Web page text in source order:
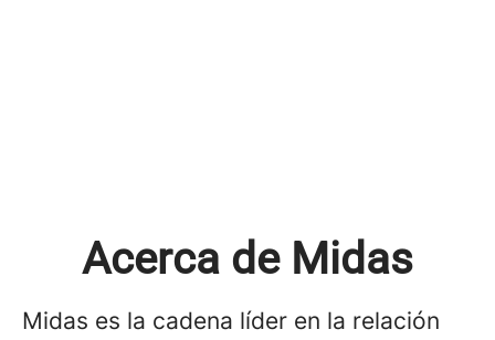
Acerca de Midas
Midas es la cadena líder en la relación